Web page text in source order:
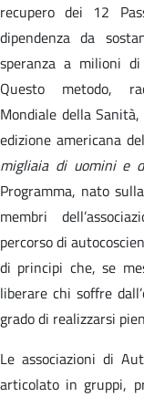
recupero dei 12
dipendenza da
speranza a milioni
Questo metodo,
Mondiale della
edizione americana
migliaia di uomini e
Programma, nato
membri
percorso di
di principi che, se
liberare chi soffre
grado di realizzarsi
Le associazioni di
articolato in gruppi,